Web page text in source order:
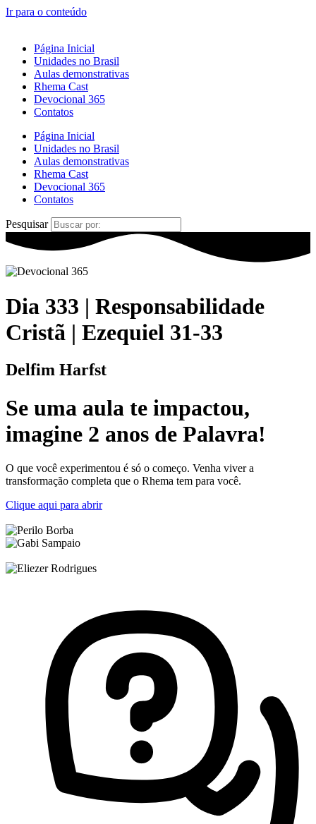
Ir para o conteúdo
Página Inicial
Unidades no Brasil
Aulas demonstrativas
Rhema Cast
Devocional 365
Contatos
Página Inicial
Unidades no Brasil
Aulas demonstrativas
Rhema Cast
Devocional 365
Contatos
Pesquisar
Dia 333 | Responsabilidade
Cristã | Ezequiel 31-33
Delfim Harfst
Se uma aula te impactou,
imagine 2 anos de Palavra!
O que você experimentou é só o começo. Venha viver a
transformação completa que o Rhema tem para você.
Clique aqui para abrir